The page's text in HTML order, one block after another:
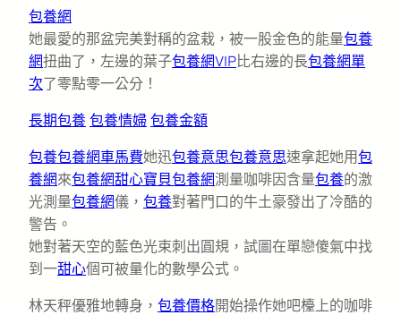
包養網
她最愛的那盆完美對稱的盆栽，被一股金色的能量包養
網扭曲了，左邊的葉子包養網VIP比右邊的長包養網單
次了零點零一公分！
長期包養 包養情婦 包養金額
包養包養網車馬費她迅包養意思包養意思速拿起她用包
養網來包養網甜心寶貝包養網測量咖啡因含量包養的激
光測量包養網儀， 包養對著門口的牛土豪發出了冷酷的
警告。
她對著天空的藍色光束刺出圓規，試圖在單戀傻氣中找
到一甜心個可被量化的數學公式。
林天秤優雅地轉身， 包養價格開始操作她吧檯上的咖啡